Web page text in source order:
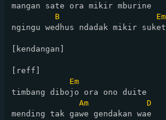
mangan sate ora mikir mburine
B
Em
ngingu wedhus ndadak mikir
[kendangan]
[reff]
Em
timbang dibojo ora ono duite
Am
D
mending tak gawe gendakan wae